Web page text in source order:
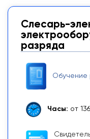
Слесарь-
разряда
Обучение
Часы: от 136